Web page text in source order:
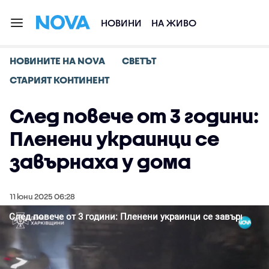
НОВИНИ НА ЖИВО
НОВИНИТЕ НА NOVA
СВЕТЪТ
СТАРИЯТ КОНТИНЕНТ
След повече от 3 години:
Пленени украинци се
завърнаха у дома
11 юни 2025 06:28